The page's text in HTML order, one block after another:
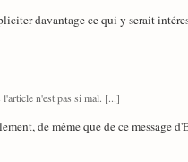
davantage ce qui y serait
n'est pas si mal. [...]
de même que de ce